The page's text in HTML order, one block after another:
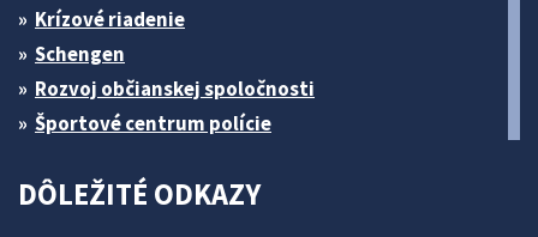
Krízové riadenie
Schengen
Rozvoj občianskej spoločnosti
Športové centrum polície
DÔLEŽITÉ ODKAZY